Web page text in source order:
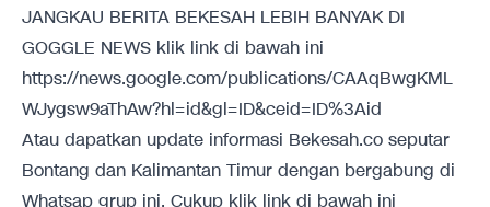
JANGKAU BERITA BEKESAH LEBIH BANYAK DI
GOGGLE NEWS klik link di bawah ini
https://news.google.com/publications/CAAqBwgKML
WJygsw9aThAw?hl=id&gl=ID&ceid=ID%3Aid
Atau dapatkan update informasi Bekesah.co seputar
Bontang dan Kalimantan Timur dengan bergabung di
Whatsap grup ini. Cukup klik link di bawah ini